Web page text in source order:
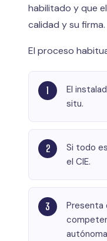
habilitado y que
calidad y su firma.
El proceso
El
situ.
Si todo
el CIE.
Presenta